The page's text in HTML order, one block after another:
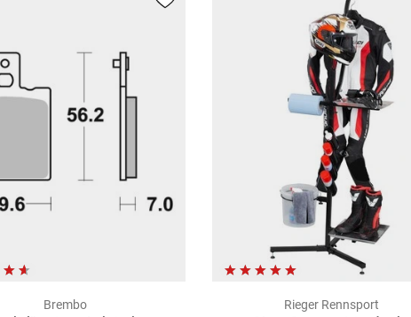
Brembo
Rieger Rennsport